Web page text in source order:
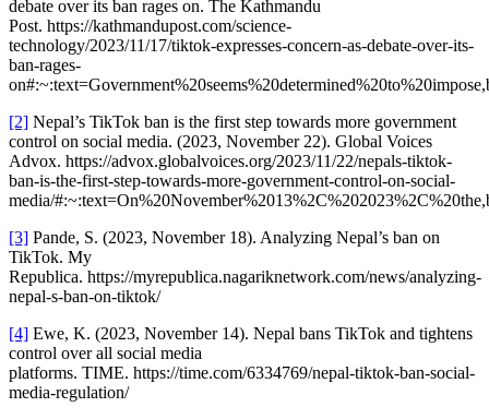
debate over its ban rages on. The Kathmandu
Post. https://kathmandupost.com/science-
technology/2023/11/17/tiktok-expresses-concern-as-debate-over-its-
ban-rages-
[2] Nepal’s TikTok ban is the first step towards more government
control on social media. (2023, November 22). Global Voices
Advox. https://advox.globalvoices.org/2023/11/22/nepals-tiktok-
ban-is-the-first-step-towards-more-government-control-on-social-
media/
[3] Pande, S. (2023, November 18). Analyzing Nepal’s ban on
TikTok. My
Republica. https://myrepublica.nagariknetwork.com/news/analyzing-
nepal-s-ban-on-tiktok/
[4] Ewe, K. (2023, November 14). Nepal bans TikTok and tightens
control over all social media
platforms. TIME. https://time.com/6334769/nepal-tiktok-ban-social-
media-regulation/